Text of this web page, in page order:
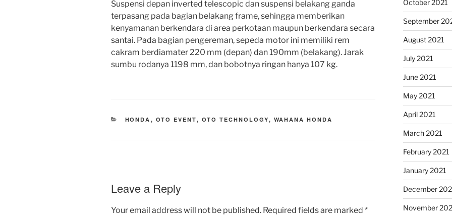
Suspensi depan inverted telescopic dan suspensi belakang ganda
terpasang pada bagian belakang frame, sehingga memberikan
kenyamanan berkendara di area perkotaan maupun berkendara secara
santai. Pada bagian pengereman, sepeda motor ini memiliki rem
cakram berdiamater 220 mm (depan) dan 190mm (belakang). Jarak
sumbu rodanya 1198 mm, dan bobotnya ringan hanya 107 kg.
CATEGORIES
HONDA , OTO EVENT, OTO TECHNOLOGY, WAHANA HONDA
Leave a Reply
Your email address will not be published. Required fields are marked *
October 2021
September
August 2021
July 2021
June 2021
May 2021
April 2021
March 2021
February 2021
January 2021
December
November